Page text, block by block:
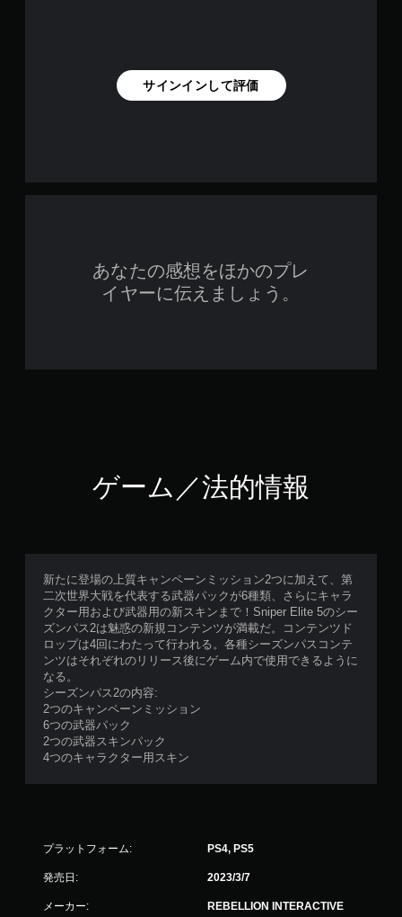
サインインして評価
あなたの感想をほかのプレ
イヤーに伝えましょう。
ゲーム／法的情報
新たに登場の上質キャンペーンミッション2つに加えて、第
二次世界大戦を代表する武器パックが6種類、さらにキャラ
クター用および武器用の新スキンまで！Sniper Elite 5のシー
ズンパス2は魅惑の新規コンテンツが満載だ。コンテンツド
ロップは4回にわたって行われる。各種シーズンパスコンテ
ンツはそれぞれのリリース後にゲーム内で使用できるように
なる。
シーズンパス2の内容:
2つのキャンペーンミッション
6つの武器パック
2つの武器スキンパック
4つのキャラクター用スキン
プラットフォーム: PS4, PS5
発売日: 2023/3/7
メーカー: REBELLION INTERACTIVE